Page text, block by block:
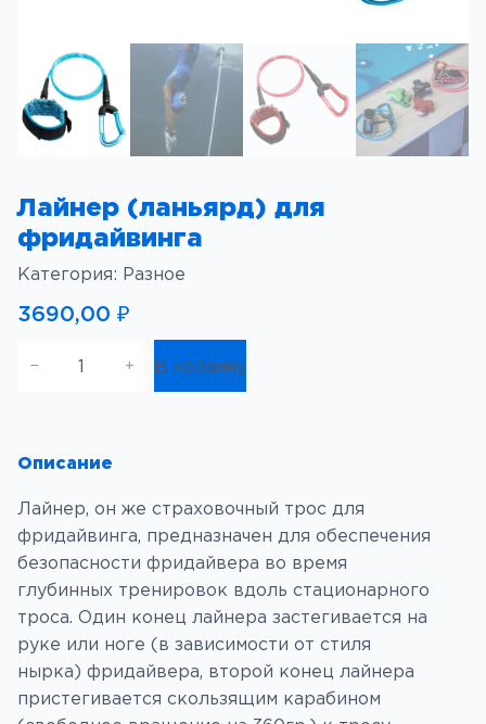
Лайнер (ланьярд) для
фридайвинга
Категория: Разное
3690,00 ₽
ч
с
т
в
о
т
о
в
а
− + В корзину
Описание
Лайнер, он же страховочный трос для
фридайвинга, предназначен для обеспечения
безопасности фридайвера во время
глубинных тренировок вдоль стационарного
троса. Один конец лайнера застегивается на
руке или ноге (в зависимости от стиля
нырка) фридайвера, второй конец лайнера
пристегивается скользящим карабином